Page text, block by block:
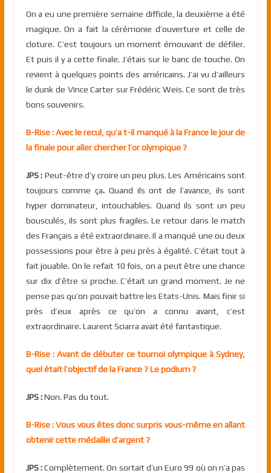
On a eu une première semaine difficile, la deuxième a été
magique. On a fait la cérémonie d’ouverture et celle de
cloture. C’est toujours un moment émouvant de défiler.
Et puis il y a cette finale. J’étais sur le banc de touche. On
revient à quelques points des américains. J’ai vu d’ailleurs
le dunk de Vince Carter sur Frédéric Weis. Ce sont de très
bons souvenirs.
B-Rise : Avec le recul, qu’a t-il manqué à la France le jour de
la finale pour aller chercher l’or olympique ?
JPS : Peut-être d’y croire un peu plus. Les Américains sont
toujours comme ça. Quand ils ont de l’avance, ils sont
hyper dominateur, intouchables. Quand ils sont un peu
bousculés, ils sont plus fragiles. Le retour dans le match
des Français a été extraordinaire. Il a manqué une ou deux
possessions pour être à peu près à égalité. C’était tout à
fait jouable. On le refait 10 fois, on a peut être une chance
sur dix d’être si proche. C’était un grand moment. Je ne
pense pas qu’on pouvait battre les Etats-Unis. Mais finir si
près d’eux après ce qu’on a connu avant, c’est
extraordinaire. Laurent Sciarra avait été fantastique.
B-Rise : Avant de débuter ce tournoi olympique à Sydney,
quel était l’objectif de la France ? Le podium ?
JPS :Non. Pas du tout.
B-Rise : Vous vous êtes donc surpris vous-même en allant
obtenir cette médaille d’argent ?
JPS :Complètement. On sortait d’un Euro 99 où on n’a pas